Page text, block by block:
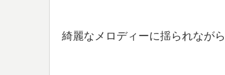
綺麗なメロディーに揺られなが